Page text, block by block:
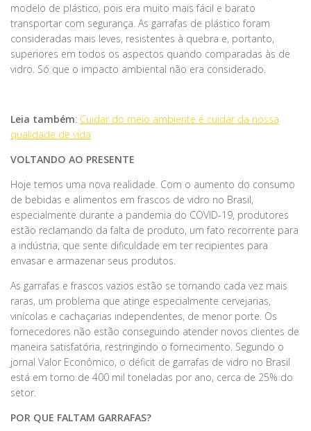
modelo de plástico, pois era muito mais fácil e barato
transportar com segurança. As garrafas de plástico foram
consideradas mais leves, resistentes à quebra e, portanto,
superiores em todos os aspectos quando comparadas às de
vidro. Só que o impacto ambiental não era considerado.
Leia também: Cuidar do meio ambiente é cuidar da nossa
qualidade de vida
VOLTANDO AO PRESENTE
Hoje temos uma nova realidade. Com o aumento do consumo
de bebidas e alimentos em frascos de vidro no Brasil,
especialmente durante a pandemia do COVID-19, produtores
estão reclamando da falta de produto, um fato recorrente para
a indústria, que sente dificuldade em ter recipientes para
envasar e armazenar seus produtos.
As garrafas e frascos vazios estão se tornando cada vez mais
raras, um problema que atinge especialmente cervejarias,
vinícolas e cachaçarias independentes, de menor porte. Os
fornecedores não estão conseguindo atender novos clientes de
maneira satisfatória, restringindo o fornecimento. Segundo o
jornal Valor Econômico, o déficit de garrafas de vidro no Brasil
está em torno de 400 mil toneladas por ano, cerca de 25% do
setor.
POR QUE FALTAM GARRAFAS?